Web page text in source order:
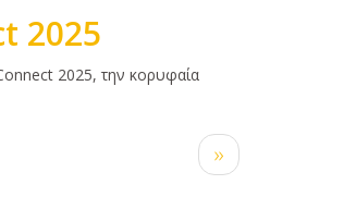
2025
2025, την κορυφαία
Next
page
››